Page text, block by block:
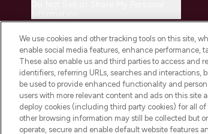
Information
2026 THG Beauty Europe GmbH Maximilianstrasse
We use cookies and other tracking tools on this site,
enable social media features, enhance performance,
These also enable us and third parties to access and
identifiers, referring URLs, searches and
be used to provide enhanced functionality and
users with more relevant content and ads on this site
deploy cookies (including third party cookies) for all of
other browsing information may still be collected but
operate, secure and enable default website features